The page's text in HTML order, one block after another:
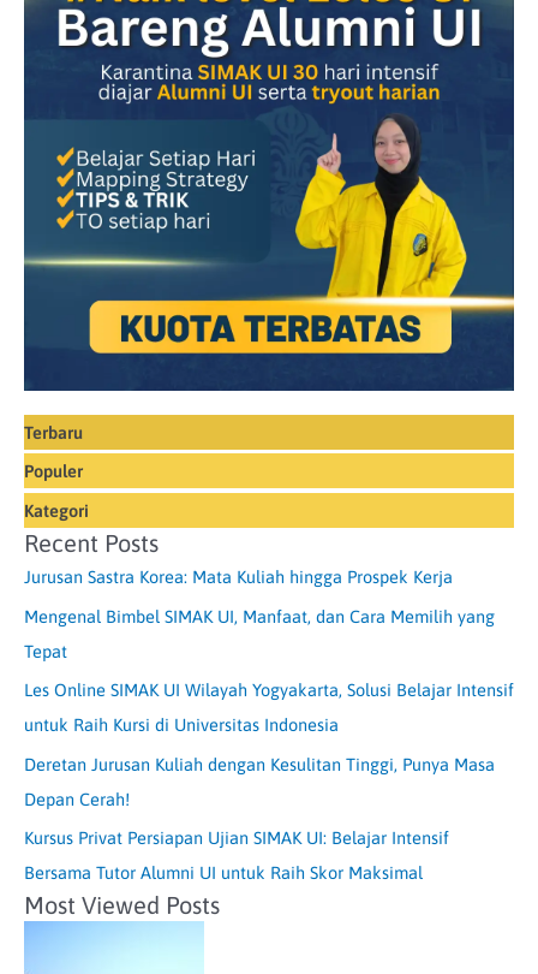
Terbaru
Populer
Kategori
Recent Posts
Jurusan Sastra Korea: Mata Kuliah hingga Prospek Kerja
Mengenal Bimbel SIMAK UI, Manfaat, dan Cara Memilih yang
Tepat
Les Online SIMAK UI Wilayah Yogyakarta, Solusi Belajar Intensif
untuk Raih Kursi di Universitas Indonesia
Deretan Jurusan Kuliah dengan Kesulitan Tinggi, Punya Masa
Depan Cerah!
Kursus Privat Persiapan Ujian SIMAK UI: Belajar Intensif
Bersama Tutor Alumni UI untuk Raih Skor Maksimal
Most Viewed Posts